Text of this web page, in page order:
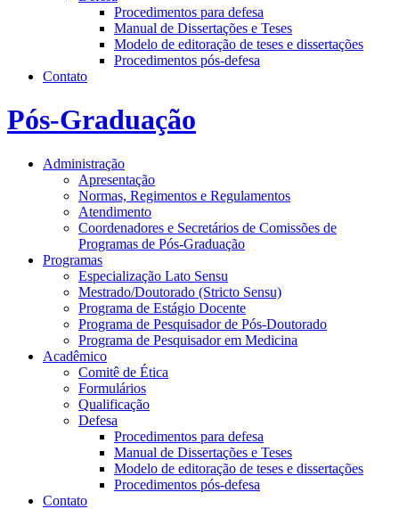
Procedimentos para defesa
Manual de Dissertações e Teses
Modelo de editoração de teses e dissertações
Procedimentos pós-defesa
Contato
Pós-Graduação
Administração
Apresentação
Normas, Regimentos e Regulamentos
Atendimento
Coordenadores e Secretários de Comissões de
Programas de Pós-Graduação
Programas
Especialização Lato Sensu
Mestrado/Doutorado (Stricto Sensu)
Programa de Estágio Docente
Programa de Pesquisador de Pós-Doutorado
Programa de Pesquisador em Medicina
Acadêmico
Comitê de Ética
Formulários
Qualificação
Defesa
Procedimentos para defesa
Manual de Dissertações e Teses
Modelo de editoração de teses e dissertações
Procedimentos pós-defesa
Contato